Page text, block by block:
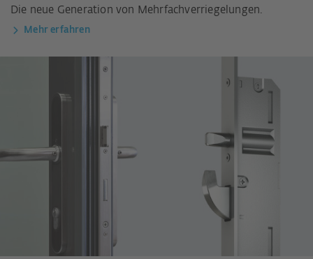
Die neue Generation von Mehrfachverriegelungen.
Mehr erfahren